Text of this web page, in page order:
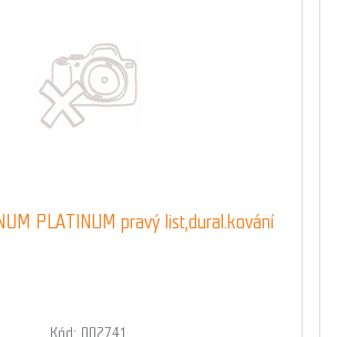
PLATINUM pravý list,dural.kování
Kód: 002741